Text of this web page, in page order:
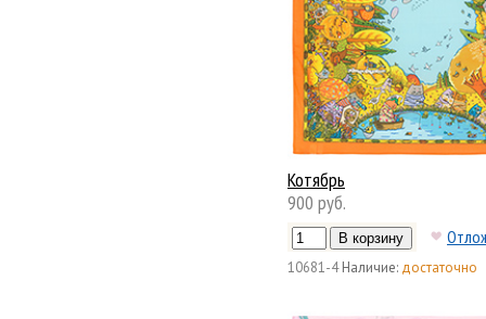
Котябрь
900 руб.
10681-4 Наличие: достаточно